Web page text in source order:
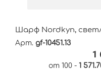
Шарф Nordkyn,
Арт. gf-10451.13
1
от 100 - 1